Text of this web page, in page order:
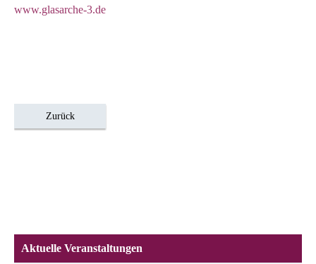
www.glasarche-3.de
Zurück
Aktuelle Veranstaltungen